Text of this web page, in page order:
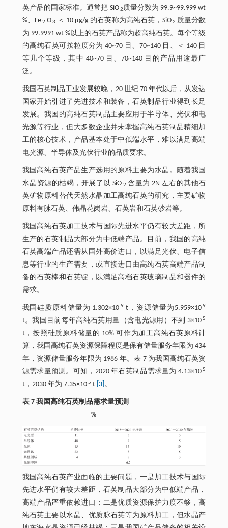
英产品的国家标准。通常把 SiO2质量分数为 99.9~99.999 wt
%、Fe2 O3 ＜ 10 μg/g 的石英称为高纯石英，SiO2 质量分数
为 99.9991 wt %以上的石英产品称为超高纯石英。每个等级
的高纯石英可按粒度分为 40~70 目、70~140 目、＜ 140 目
等几个等级，其中 40~70 目、70~140 目的产品用途最广
泛。
我国石英制品工业发展较晚，20 世纪 70 年代以后，从发达
国家开始引进了先进技术和装备，石英制品行业得到长足
发展。我国的高纯石英制品主要应用于半导体、光伏和电
光源等行业，但大多数企业并未掌握高纯石英制品精细加
工的核心技术，产品基本处于中低端水平，难以满足高端
电光源、半导体及光伏行业的品质要求。
我国高纯石英产品生产选用的原料主要为水晶。随着我国
水晶资源的枯竭，开展了以 SiO 2 含量为 2N 左右的其他石
英矿物原料替代天然水晶加工高纯石英的研究，主要矿物
原料有脉石英、伟晶花岗岩、石英岩和石英砂岩等。
我国高纯石英加工技术与国际先进水平仍有较大差距，所
生产的石英制品大部分为中低端产品。目前，我国的高纯
石英高端产品还需从国外高价进口，以满足光伏、电子信
息等行业的生产需要，或直接进口由高纯石英高端产品制
备的石英棒和石英锭，以满足高档石英玻璃制品和器件的
需求。
我国硅质原料储量为 1.302×10 9 t，资源储量为5.959×109
t。我国目前每年高纯石英用量（含电光源用）不到 3×105
t，按照硅质原料储量的 10% 可作为加工高纯石英原料计
算，我国高纯石英资源保障程度是保有储量服务年限为 434
年，资源储量服务年限为 1986 年。表 7 为我国高纯石英资
源需求量预测。可知，2020 年石英制品需求量为 4.13×105
t，2030 年为 7.35×105 t [3] 。
表 7 我国高纯石英制品需求量预测
%
我国高纯石英产业面临的主要问题，一是加工技术与国际
先进水平仍有较大差距，石英制品大部分为中低端产品，
高端产品严重依赖进口；二是优质资源保护力度不够，高
纯石英主要以水晶、优质脉石英等为原料加工，但水晶产